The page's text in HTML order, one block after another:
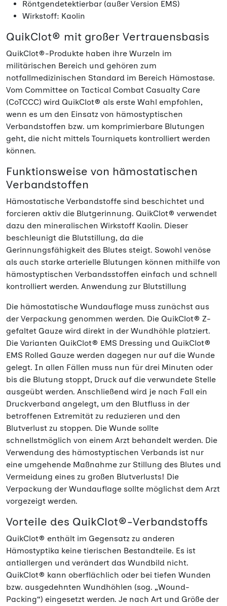
Röntgendetektierbar (außer Version EMS)
Wirkstoff: Kaolin
QuikClot® mit großer Vertrauensbasis
QuikClot®-Produkte haben ihre Wurzeln im
militärischen Bereich und gehören zum
notfallmedizinischen Standard im Bereich Hämostase.
Vom Committee on Tactical Combat Casualty Care
(CoTCCC) wird QuikClot® als erste Wahl empfohlen,
wenn es um den Einsatz von hämostyptischen
Verbandstoffen bzw. um komprimierbare Blutungen
geht, die nicht mittels Tourniquets kontrolliert werden
können.
Funktionsweise von hämostatischen
Verbandstoffen
Hämostatische Verbandstoffe sind beschichtet und
forcieren aktiv die Blutgerinnung. QuikClot® verwendet
dazu den mineralischen Wirkstoff Kaolin. Dieser
beschleunigt die Blutstillung, da die
Gerinnungsfähigkeit des Blutes steigt. Sowohl venöse
als auch starke arterielle Blutungen können mithilfe von
hämostyptischen Verbandsstoffen einfach und schnell
kontrolliert werden. Anwendung zur Blutstillung
Die hämostatische Wundauflage muss zunächst aus
der Verpackung genommen werden. Die QuikClot® Z-
gefaltet Gauze wird direkt in der Wundhöhle platziert.
Die Varianten QuikClot® EMS Dressing und QuikClot®
EMS Rolled Gauze werden dagegen nur auf die Wunde
gelegt. In allen Fällen muss nun für drei Minuten oder
bis die Blutung stoppt, Druck auf die verwundete Stelle
ausgeübt werden. Anschließend wird je nach Fall ein
Druckverband angelegt, um den Blutfluss in der
betroffenen Extremität zu reduzieren und den
Blutverlust zu stoppen. Die Wunde sollte
schnellstmöglich von einem Arzt behandelt werden. Die
Verwendung des hämostyptischen Verbands ist nur
eine umgehende Maßnahme zur Stillung des Blutes und
Vermeidung eines zu großen Blutverlusts! Die
Verpackung der Wundauflage sollte möglichst dem Arzt
vorgezeigt werden.
Vorteile des QuikClot®-Verbandstoffs
QuikClot® enthält im Gegensatz zu anderen
Hämostyptika keine tierischen Bestandteile. Es ist
antiallergen und verändert das Wundbild nicht.
QuikClot® kann oberflächlich oder bei tiefen Wunden
bzw. ausgedehnten Wundhöhlen (sog. „Wound-
Packing“) eingesetzt werden. Je nach Art und Größe der